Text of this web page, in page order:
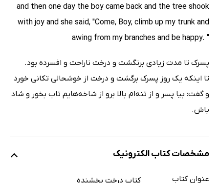
and then one day the boy came back and the tree shook
with joy and she said, "Come, Boy, climb up my trunk and
awing from my branches and be happy. "
پسرک تا مدت زیادی برنگشت و درخت ناراحت و افسرده بود.
تا اینکه یک روز پسرک برگشت و درخت از خوشحالی تکانی خورد
و گفت: بیا پسر و از تنه‌ام بالا برو از شاخه‌هایم تاب بخور و شاد
باش.
مشخصات کتاب الکترونیک
عنوان کتاب کتاب درخت بخشنده